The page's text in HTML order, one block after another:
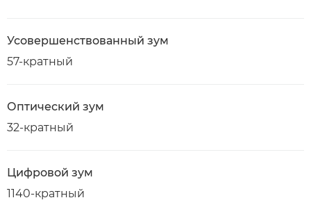
Усовершенствованный зум
57-кратный
Оптический зум
32-кратный
Цифровой зум
1140-кратный